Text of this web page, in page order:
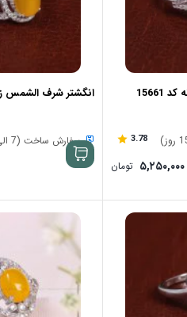
3.78
۵,۲۵۰,۰۰۰ تومان
انگشتر شرف الشمس زنانه
سفارش ساخت (7 الی 15 روز)